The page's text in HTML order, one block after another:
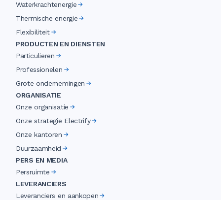
Waterkrachtenergie
Thermische energie
Flexibiliteit
PRODUCTEN EN DIENSTEN
Particulieren
Professionelen
Grote ondernemingen
ORGANISATIE
Onze organisatie
Onze strategie Electrify
Onze kantoren
Duurzaamheid
PERS EN MEDIA
Persruimte
LEVERANCIERS
Leveranciers en aankopen